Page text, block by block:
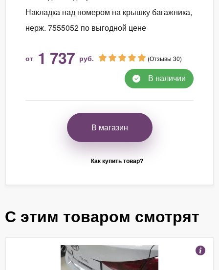
Накладка над номером на крышку багажника,
нерж. 7555052 по выгодной цене
от 1 737 руб. (Отзывы 30)
В наличии
В магазин
Как купить товар?
С этим товаром смотрят